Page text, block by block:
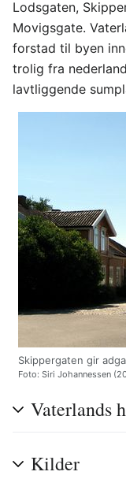
Lodsgaten,
Movigsgate.
forstad til byen
trolig fra
lavtliggende
Skippergaten gir
Foto: Siri Johannessen
Vaterlands
Kilder